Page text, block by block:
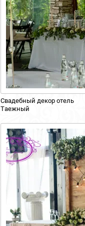
Свадебный декор отель
Таежный